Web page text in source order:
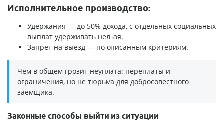
Исполнительное производство:
Удержания — до 50% дохода, с отдельных социальных
выплат удерживать нельзя.
Запрет на выезд — по описанным критериям.
Чем в общем грозит неуплата: переплаты и
ограничения, но не тюрьма для добросовестного
заемщика.
Законные способы выйти из ситуации